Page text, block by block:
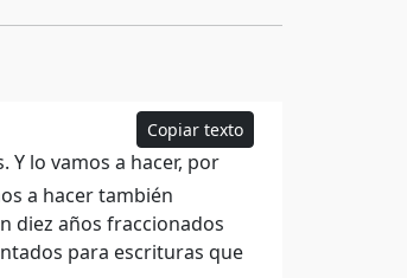
Copiar texto
lo vamos a hacer, por
a hacer también
diez años fraccionados
para escrituras que